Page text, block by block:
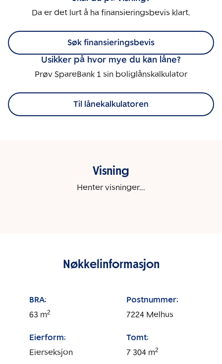
Da er det lurt å ha finansieringsbevis klart.
Søk finansieringsbevis
Usikker på hvor mye du kan låne?
Prøv SpareBank 1 sin boliglånskalkulator
Til lånekalkulatoren
Visning
Henter visninger...
Nøkkelinformasjon
BRA:
63 m2
Postnummer:
7224 Melhus
Eierform:
Eierseksjon
Tomt:
7 304 m2